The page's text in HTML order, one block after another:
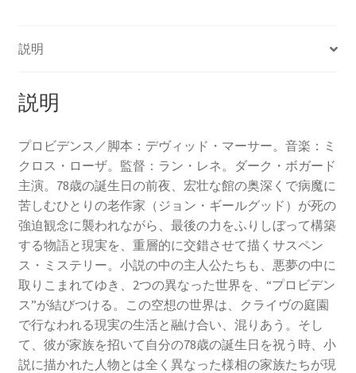
説明
説明
プロビデンス／脚本：デヴィッド・マーサー。音楽：ミ
クロス・ローザ。監督：ラン・レネ。ダーク・ボガード
主演。78歳の誕生日の前夜、宏壮な館の奥深くで病魔に
苦しむひとりの老作家（ジョン・ギールグッド）が死の
強迫観念に襲われながら、最後の力をふりしぼって構築
する物語と現実を、重層的に交錯させて描くサスペン
ス・ミステリー。小説の中の主人公たちも、悪夢の中に
取りこまれてゆき、2つの異なった世界を、“プロビデン
ス”が結びつける。この空想の世界は、クライヴの庭園
で行なわれる現実の生活と融け合い、混りあう。そし
て、彼が家族を招いて自分の78歳の誕生日を祝う時、小
説に描かれた人物とは全く異なった様相の家族たちが現